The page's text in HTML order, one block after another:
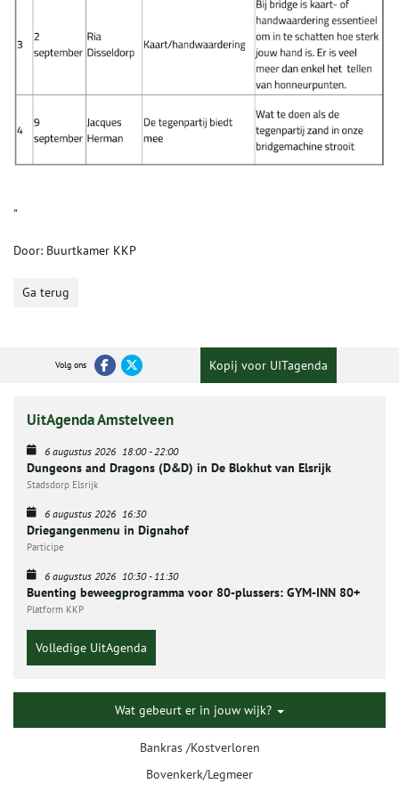
"
Door: Buurtkamer KKP
Ga terug
Volg ons Kopij voor UITagenda
UitAgenda Amstelveen
6 augustus 2026 18:00-22:00
Dungeons and Dragons (D&D) in De Blokhut van Elsrijk
Stadsdorp Elsrijk
6 augustus 2026 16:30
Driegangenmenu in Dignahof
Participe
6 augustus 2026 10:30-11:30
Buenting beweegprogramma voor 80-plussers: GYM-INN 80+
Platform KKP
Volledige UitAgenda
Wat gebeurt er in jouw wijk?
Bankras /Kostverloren
Bovenkerk/Legmeer